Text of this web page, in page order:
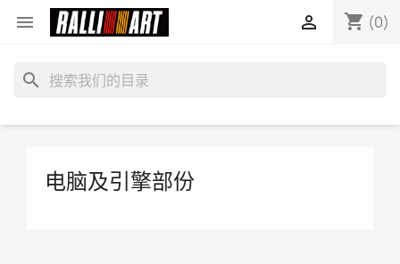
 shopping_cart (0)

search
电脑及引擎部份